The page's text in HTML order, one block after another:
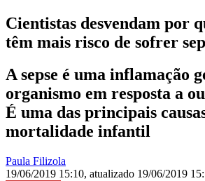
Cientistas desvendam por
têm mais risco de sofrer
A sepse é uma inflamação
organismo em resposta a
É uma das principais
mortalidade infantil
Paula Filizola
19/06/2019 15:10, atualizado 19/06/2019